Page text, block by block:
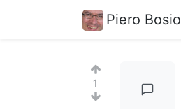
Piero Bosio
1